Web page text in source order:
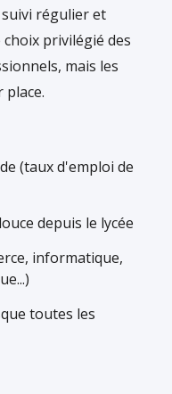
régulier et
privilégié des
mais les
place.
(taux d'emploi de
depuis le lycée
informatique,
toutes les